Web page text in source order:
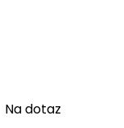
Na dotaz